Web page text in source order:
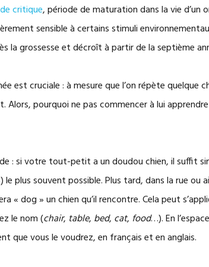
critique, période de maturation dans la vie d’un
sensible à certains stimuli
la grossesse et décroît à partir de la septième
est cruciale : à mesure que l’on répète quelque
Alors, pourquoi ne pas commencer à lui
: si votre tout-petit a un doudou chien, il suffit
plus souvent possible. Plus tard, dans la rue ou
« dog » un chien qu’il rencontre. Cela peut
le nom (chair, table, bed, cat, food…). En
que vous le voudrez, en français et en anglais.